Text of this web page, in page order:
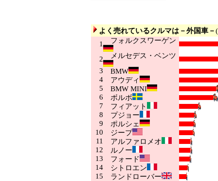
よく売れているクルマは－外国車－
1
フォルクスワーゲン
2 メルセデス・ベンツ
3 BMW
4 アウディ
5 BMW MINI
6 ボルボ
7 フィアット
8 プジョー
9 ポルシェ
10 ジープ
11
アルファロメオ
12 ルノー
13 フォード
14 シトロエン
15 ランドローバー